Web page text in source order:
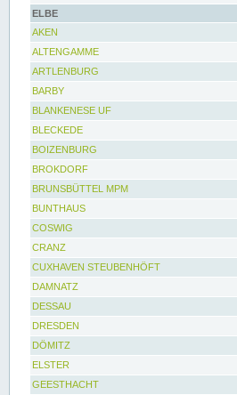
ELBE
AKEN
ALTENGAMME
ARTLENBURG
BARBY
BLANKENESE UF
BLECKEDE
BOIZENBURG
BROKDORF
BRUNSBÜTTEL MPM
BUNTHAUS
COSWIG
CRANZ
CUXHAVEN STEUBENHÖFT
DAMNATZ
DESSAU
DRESDEN
DÖMITZ
ELSTER
GEESTHACHT